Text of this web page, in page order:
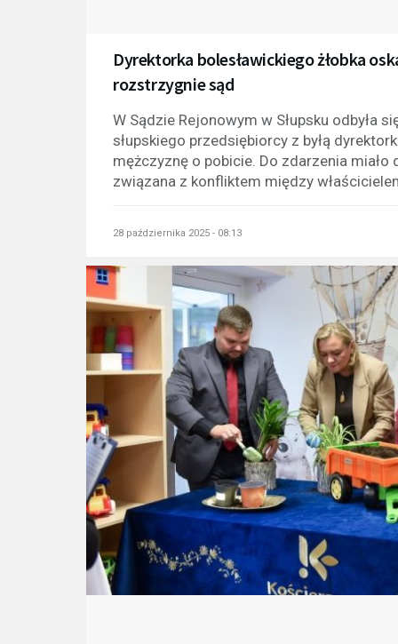
Dyrektorka bolesławickiego żłobka
rozstrzygnie sąd
W Sądzie Rejonowym w Słupsku odbyła
słupskiego przedsiębiorcy z byłą
mężczyznę o pobicie. Do zdarzenia
związana z konfliktem między
28 października 2025 - 08:13